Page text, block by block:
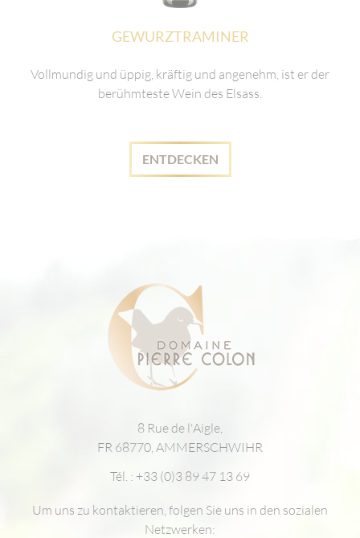
GEWURZTRAMINER
Vollmundig und üppig, kräftig und angenehm, ist er der
berühmteste Wein des Elsass.
ENTDECKEN
8 Rue de l'Aigle,
FR 68770, AMMERSCHWIHR
Tél. : +33 (0)3 89 47 13 69
Um uns zu kontaktieren, folgen Sie uns in den sozialen
Netzwerken: